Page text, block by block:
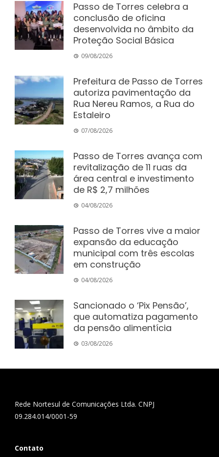
Passo de Torres celebra a
conclusão de oficina
desenvolvida no âmbito da
Proteção Social Básica
09/08/2026
Prefeitura de Passo de Torres
autoriza pavimentação da
Rua Nereu Ramos, a Rua do
Estaleiro
07/08/2026
Passo de Torres avança com
revitalização de 11 ruas da
área central e investimento
de R$ 2,7 milhões
04/08/2026
Passo de Torres vive a maior
expansão da educação
municipal com três escolas
em construção
04/08/2026
Sancionado o ‘Pix Pensão’,
que automatiza pagamento
da pensão alimentícia
03/08/2026
Rede Nortesul de Comunicações Ltda. CNPJ
09.284.014/0001-59
Contato